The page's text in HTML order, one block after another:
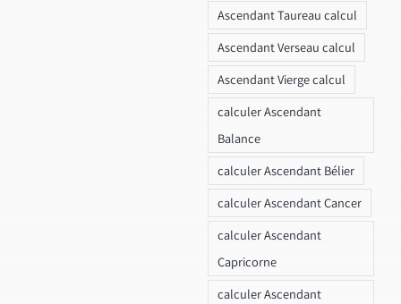
Ascendant Taureau calcul
Ascendant Verseau calcul
Ascendant Vierge calcul
calculer Ascendant
Balance
calculer Ascendant Bélier
calculer Ascendant Cancer
calculer Ascendant
Capricorne
calculer Ascendant